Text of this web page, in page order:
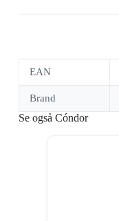
EAN
Brand
Se også Cóndor